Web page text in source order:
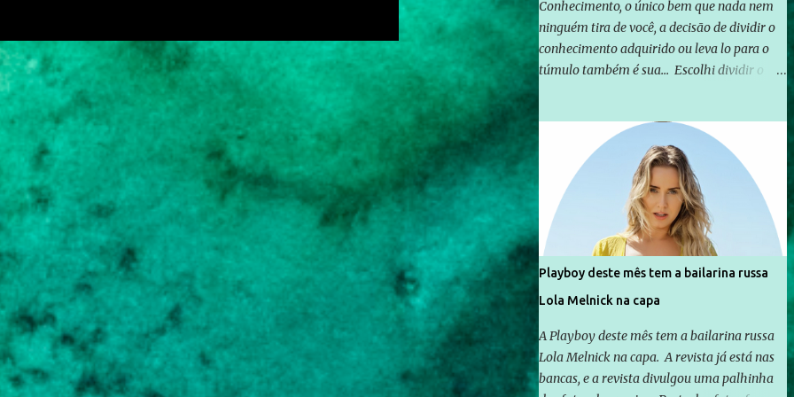
Conhecimento, o único bem que nada nem
ninguém tira de você, a decisão de dividir o
conhecimento adquirido ou leva lo para o
túmulo também é sua... Escolhi dividir o
mais e mais pessoas terem acesso a
educação e ao conhecimento. Não sou
Professor, a mais nobre das profissões, mas
tento ser um empreendedor da
comunicação, que além de informação
cotidiana, corriqueira e cada vez mais
preocupantes, do tipo que você já esta
acostumado a ver neste espaço, vou
trabalhar a ideia que possibilite distribuir
consistente a riqueza do conhecimento...
Exemplo: o cidadão brasileiro não precisa só
ser informado sobre operações da Lava Jato,
Playboy deste mês tem a bailarina russa
Lola Melnick na capa
A Playboy deste mês tem a bailarina russa
Lola Melnick na capa. A revista já está nas
bancas, e a revista divulgou uma palhinha